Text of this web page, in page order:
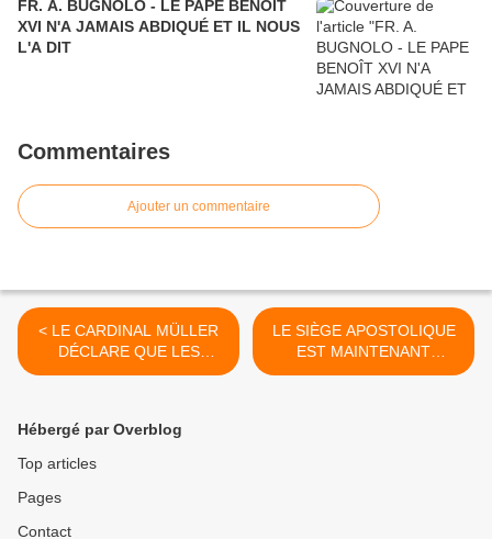
FR. A. BUGNOLO - LE PAPE BENOÎT
XVI N'A JAMAIS ABDIQUÉ ET IL NOUS
L'A DIT
Commentaires
Ajouter un commentaire
< LE CARDINAL MÜLLER
DÉCLARE QUE LES
ÉVÊQUES CATHOLIQUES
LE SIÈGE APOSTOLIQUE
EST MAINTENANT
EMPÊCHÉ PAR L’HÉRÉSIE
Hébergé par Overblog
Top articles
Pages
Contact